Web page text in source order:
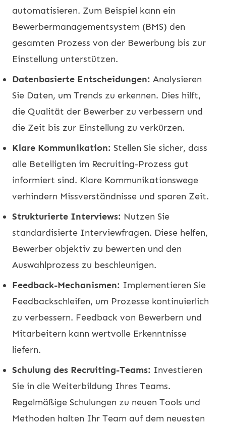
automatisieren. Zum Beispiel kann ein
Bewerbermanagementsystem (BMS) den
gesamten Prozess von der Bewerbung bis zur
Einstellung unterstützen.
Datenbasierte Entscheidungen: Analysieren
Sie Daten, um Trends zu erkennen. Dies hilft,
die Qualität der Bewerber zu verbessern und
die Zeit bis zur Einstellung zu verkürzen.
Klare Kommunikation: Stellen Sie sicher, dass
alle Beteiligten im Recruiting-Prozess gut
informiert sind. Klare Kommunikationswege
verhindern Missverständnisse und sparen Zeit.
Strukturierte Interviews: Nutzen Sie
standardisierte Interviewfragen. Diese helfen,
Bewerber objektiv zu bewerten und den
Auswahlprozess zu beschleunigen.
Feedback-Mechanismen: Implementieren Sie
Feedbackschleifen, um Prozesse kontinuierlich
zu verbessern. Feedback von Bewerbern und
Mitarbeitern kann wertvolle Erkenntnisse
liefern.
Schulung des Recruiting-Teams: Investieren
Sie in die Weiterbildung Ihres Teams.
Regelmäßige Schulungen zu neuen Tools und
Methoden halten Ihr Team auf dem neuesten